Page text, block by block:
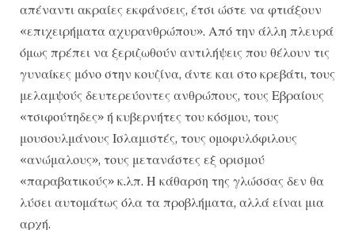
απέναντι ακραίες εκφάνσεις, έτσι ώστε να φτιάξουν
«επιχειρήματα αχυρανθρώπου». Από την άλλη πλευρά
όμως πρέπει να ξεριζωθούν αντιλήψεις που θέλουν τις
γυναίκες μόνο στην κουζίνα, άντε και στο κρεβάτι, τους
μελαμψούς δευτερεύοντες ανθρώπους, τους Εβραίους
«τσιφούτηδες» ή κυβερνήτες του κόσμου, τους
μουσουλμάνους Ισλαμιστές, τους ομοφυλόφιλους
«ανώμαλους», τους μετανάστες εξ ορισμού
«παραβατικούς» κ.λπ. Η κάθαρση της γλώσσας δεν θα
λύσει αυτομάτως όλα τα προβλήματα, αλλά είναι μια
αρχή.